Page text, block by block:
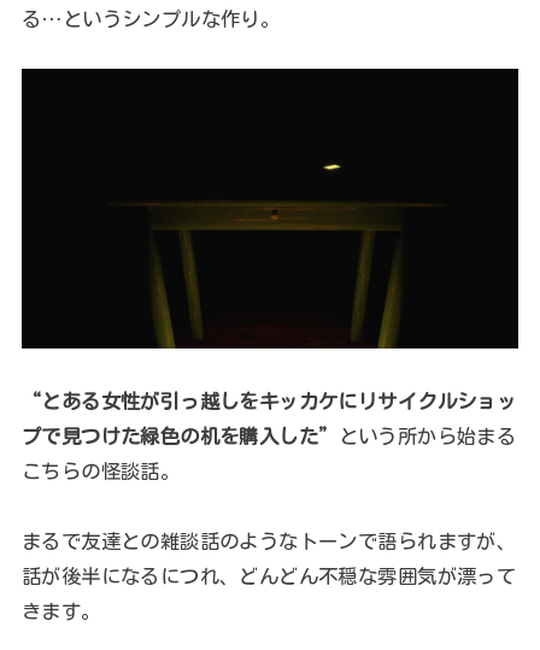
る…というシンプルな作り。
“とある女性が引っ越しをキッカケにリサイクルショッ
プで見つけた緑色の机を購入した”
という所から始まる
こちらの怪談話。
まるで友達との雑談話のようなトーンで語られますが、
話が後半になるにつれ、どんどん不穏な雰囲気が漂って
きます。